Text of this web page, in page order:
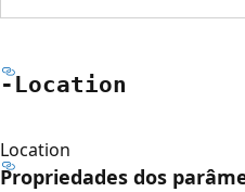
-Location
Location
Propriedades dos